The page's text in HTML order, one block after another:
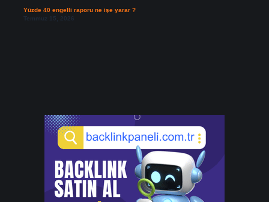
Yüzde 40 engelli raporu ne işe yarar ?
Temmuz 15, 2026